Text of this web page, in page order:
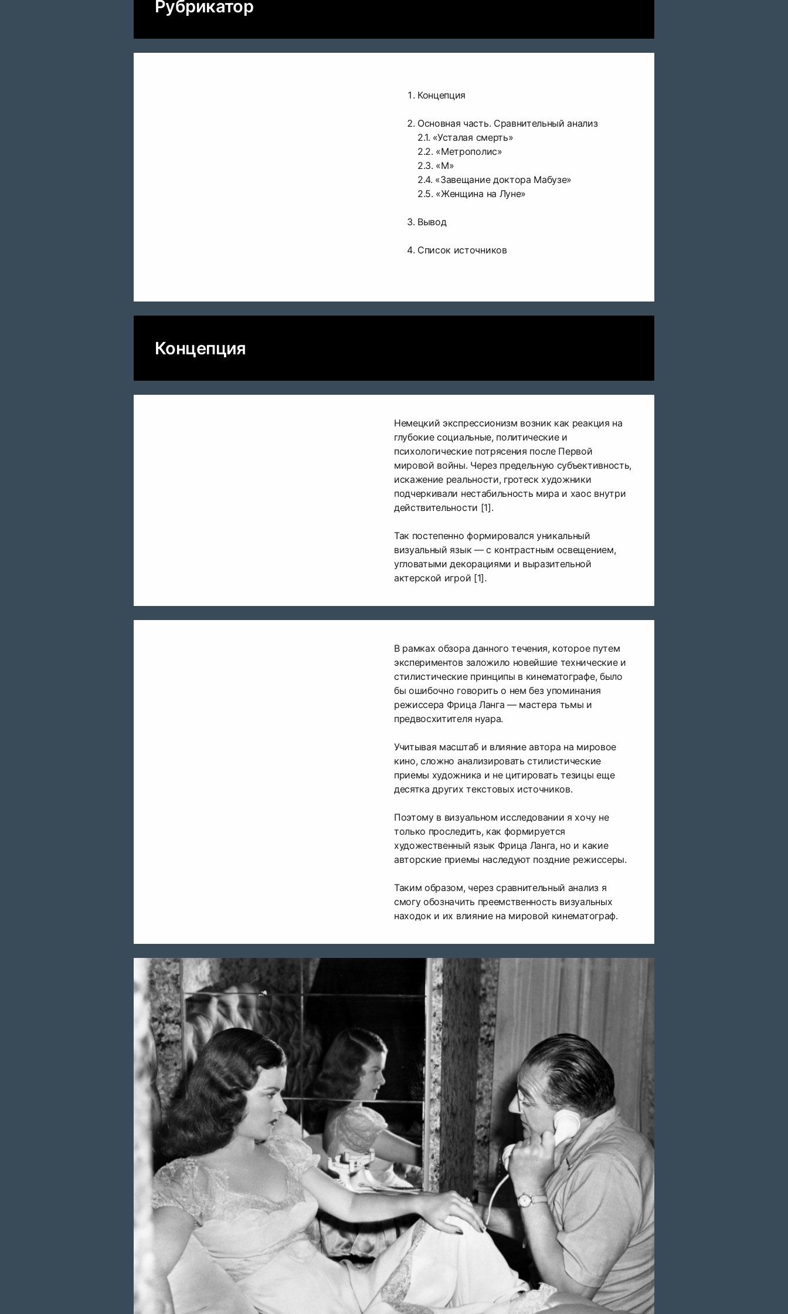
Рубрикатор
Концепция
Основная часть. Сравнительный анализ
2.1. «Усталая смерть»
2.2. «Метрополис»
2.3. «М»
2.4. «Завещание доктора Мабузе»
2.5. «Женщина на Луне»
Вывод
Список источников
Концепция
Немецкий экспрессионизм возник как реакция на
глубокие социальные, политические и
психологические потрясения после Первой
мировой войны. Через предельную субъективность,
искажение реальности, гротеск художники
подчеркивали нестабильность мира и хаос внутри
действительности [1].
Так постепенно формировался уникальный
визуальный язык — с контрастным освещением,
угловатыми декорациями и выразительной
актерской игрой [1].
В рамках обзора данного течения, которое путем
экспериментов заложило новейшие технические и
стилистические принципы в кинематографе, было
бы ошибочно говорить о нем без упоминания
режиссера Фрица Ланга — мастера тьмы и
предвосхитителя нуара.
Учитывая масштаб и влияние автора на мировое
кино, сложно анализировать стилистические
приемы художника и не цитировать тезицы еще
десятка других текстовых источников.
Поэтому в визуальном исследовании я хочу не
только проследить, как формируется
художественный язык Фрица Ланга, но и какие
авторские приемы наследуют поздние режиссеры.
Таким образом, через сравнительный анализ я
смогу обозначить преемственность визуальных
находок и их влияние на мировой кинематограф.